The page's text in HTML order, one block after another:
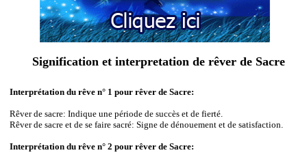
Signification et interpretation de rêver de Sacre
Interprétation du rêve n° 1 pour rêver de Sacre:
Rêver de sacre: Indique une période de succès et de fierté.
Rêver de sacre et de se faire sacré: Signe de dénouement et de satisfaction.
Interprétation du rêve n° 2 pour rêver de Sacre: